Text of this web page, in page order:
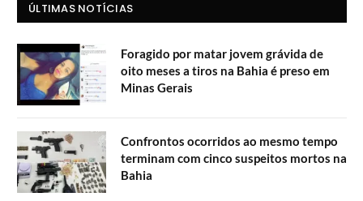
ÚLTIMAS NOTÍCIAS
Foragido por matar jovem grávida de
oito meses a tiros na Bahia é preso em
Minas Gerais
Confrontos ocorridos ao mesmo tempo
terminam com cinco suspeitos mortos na
Bahia